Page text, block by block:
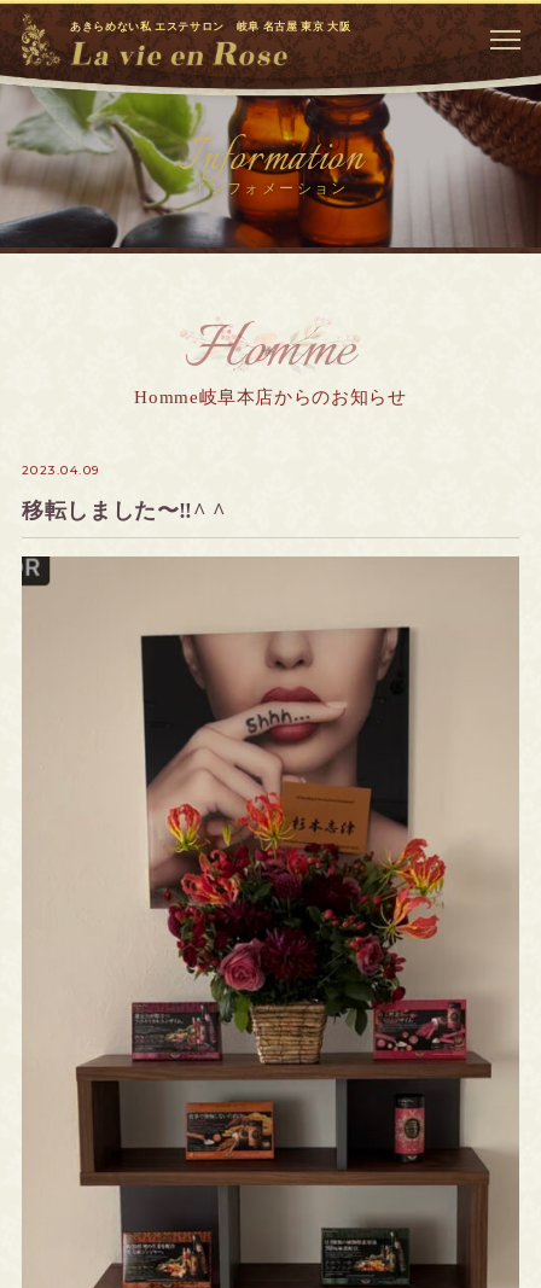
あきらめない私 エステサロン 岐阜 名古屋 東京 大阪
Information
インフォメーション
Homme
Homme岐阜本店からのお知らせ
2023.04.09
移転しました〜‼️^ ^